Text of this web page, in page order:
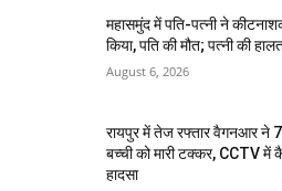
महासमुंद में पति-पत्नी ने
किया, पति की मौत; पत्नी की
August 6, 2026
रायपुर में तेज रफ्तार वैगनआर ने
बच्ची को मारी टक्कर, CCTV
हादसा